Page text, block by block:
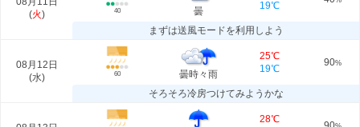
(火) 40 曇
19℃
まずは送風モードを利用しよう
08月12日
(水) 60 曇時々雨
25℃
19℃
90%
そろそろ冷房つけてみようかな
28℃